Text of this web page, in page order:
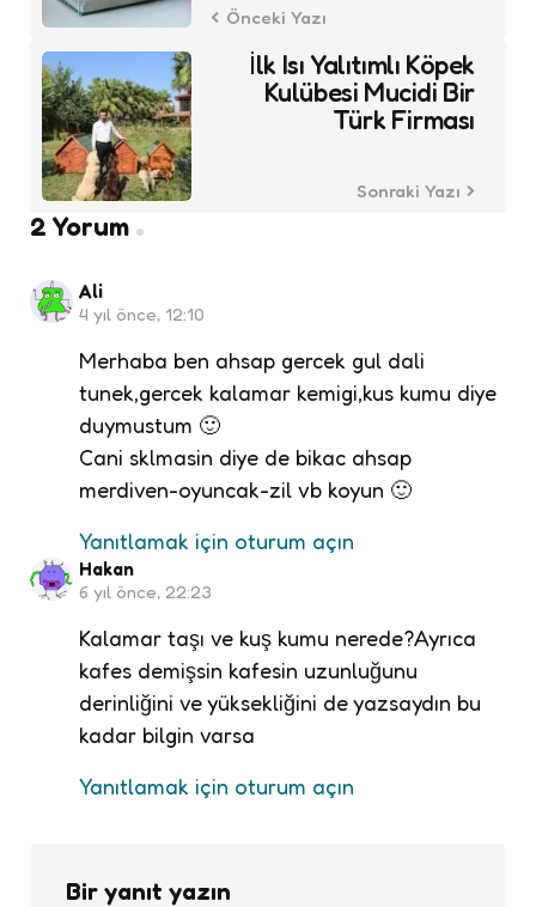
Önceki Yazı
İlk Isı Yalıtımlı Köpek
Kulübesi Mucidi Bir
Türk Firması
Sonraki Yazı
2 Yorum
Ali
4 yıl önce, 12:10
Merhaba ben ahsap gercek gul dali
tunek,gercek kalamar kemigi,kus kumu diye
duymustum 🙂
Cani sklmasin diye de bikac ahsap
merdiven-oyuncak-zil vb koyun 🙂
Yanıtlamak için oturum açın
Hakan
6 yıl önce, 22:23
Kalamar taşı ve kuş kumu nerede?Ayrıca
kafes demişsin kafesin uzunluğunu
derinliğini ve yüksekliğini de yazsaydın bu
kadar bilgin varsa
Yanıtlamak için oturum açın
Bir yanıt yazın